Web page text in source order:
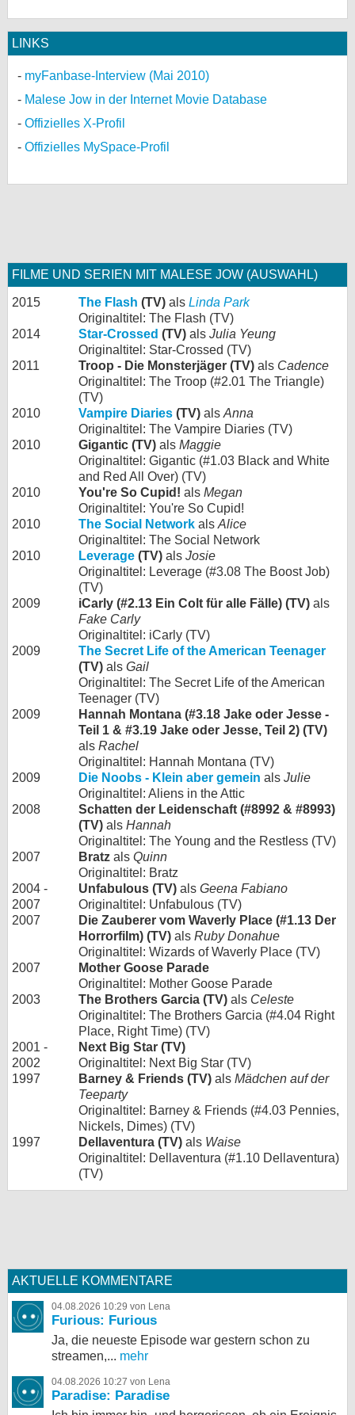
LINKS
myFanbase-Interview (Mai 2010)
Malese Jow in der Internet Movie Database
Offizielles X-Profil
Offizielles MySpace-Profil
FILME UND SERIEN MIT MALESE JOW (AUSWAHL)
2015 The Flash (TV) als Linda Park
Originaltitel: The Flash (TV)
2014
Star-Crossed (TV) als Julia Yeung
Originaltitel: Star-Crossed (TV)
2011
Troop - Die Monsterjäger (TV) als Cadence
Originaltitel: The Troop (#2.01 The Triangle)
(TV)
2010
Vampire Diaries (TV) als Anna
Originaltitel: The Vampire Diaries (TV)
2010
Gigantic (TV) als Maggie
Originaltitel: Gigantic (#1.03 Black and White
and Red All Over) (TV)
2010
You're So Cupid! als Megan
Originaltitel: You're So Cupid!
2010
The Social Network als Alice
Originaltitel: The Social Network
2010
Leverage (TV) als Josie
Originaltitel: Leverage (#3.08 The Boost Job)
(TV)
2009
iCarly (#2.13 Ein Colt für alle Fälle) (TV) als
Fake Carly
Originaltitel: iCarly (TV)
2009
The Secret Life of the American Teenager
(TV) als Gail
Originaltitel: The Secret Life of the American
Teenager (TV)
2009
Hannah Montana (#3.18 Jake oder Jesse -
Teil 1 & #3.19 Jake oder Jesse, Teil 2) (TV)
als Rachel
Originaltitel: Hannah Montana (TV)
2009
Die Noobs - Klein aber gemein als Julie
Originaltitel: Aliens in the Attic
2008
Schatten der Leidenschaft (#8992 & #8993)
(TV) als Hannah
Originaltitel: The Young and the Restless (TV)
2007
Bratz als Quinn
Originaltitel: Bratz
2004 -
2007
Unfabulous (TV) als Geena Fabiano
Originaltitel: Unfabulous (TV)
2007
Die Zauberer vom Waverly Place (#1.13 Der
Horrorfilm) (TV) als Ruby Donahue
Originaltitel: Wizards of Waverly Place (TV)
2007
Mother Goose Parade
Originaltitel: Mother Goose Parade
2003
The Brothers Garcia (TV) als Celeste
Originaltitel: The Brothers Garcia (#4.04 Right
Place, Right Time) (TV)
2001 -
2002
Next Big Star (TV)
Originaltitel: Next Big Star (TV)
1997
Barney & Friends (TV) als Mädchen auf der
Teeparty
Originaltitel: Barney & Friends (#4.03 Pennies,
Nickels, Dimes) (TV)
1997
Dellaventura (TV) als Waise
Originaltitel: Dellaventura (#1.10 Dellaventura)
(TV)
AKTUELLE KOMMENTARE
04.08.2026 10:29 von Lena
Furious: Furious
Ja, die neueste Episode war gestern schon zu
streamen,... mehr
04.08.2026 10:27 von Lena
Paradise: Paradise